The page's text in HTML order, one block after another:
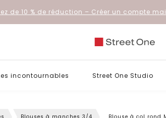
de 10 % de réduction – Créer un compte
incontournables Street One Studio